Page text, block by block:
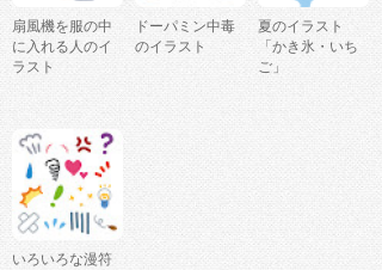
扇風機を服の中
に入れる人のイ
ラスト
ドーパミン中毒
のイラスト
夏のイラスト
「かき氷・いち
ご」
いろいろな漫符